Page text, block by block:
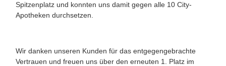
Spitzenplatz und konnten uns damit gegen alle 10 City-
Apotheken durchsetzen.
Wir danken unseren Kunden für das entgegengebrachte
Vertrauen und freuen uns über den erneuten 1. Platz im